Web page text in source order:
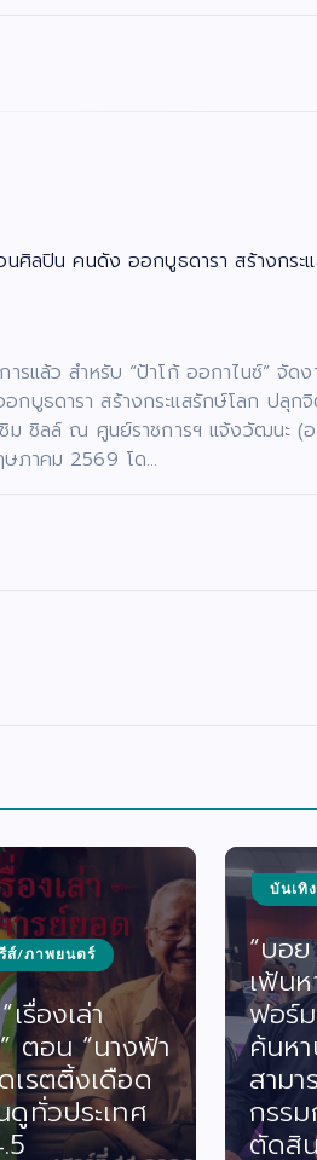
นศิลปิน คนดัง ออกบูธดารา สร้างกระ
ารแล้ว สำหรับ “ป้าโก้ ออกาไนซ์” จัดง
กบูธดารา สร้างกระแสรักษ์โลก ปลุก
ชิลล์ ณ ศูนย์ราชการฯ แจ้งวัฒนะ (อ
ภาคม 2569 โด…
ส์/ภาพยนตร์
รื่องเล่า
ตอน “นางฟ้า
เรตติ้งเดือด
ดูทั่วประเทศ
บันเทิ
“บอ
เฟ้น
ฟอร์
ค้นห
สาม
กรรม
ตัดสิ